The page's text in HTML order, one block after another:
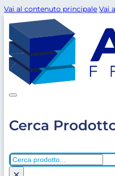
Vai al contenuto principale Vai
Cerca
Cerca